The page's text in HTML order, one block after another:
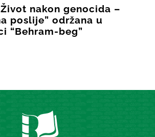
nakon genocida –
poslije” održana u
“Behram-beg”